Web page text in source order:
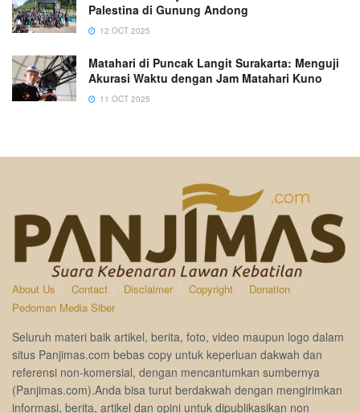
Palestina di Gunung Andong
12 OCT 2025
Matahari di Puncak Langit Surakarta: Menguji
Akurasi Waktu dengan Jam Matahari Kuno
11 OCT 2025
About Us Contact Disclaimer Copyright
Donation
Pedoman Media Siber
Seluruh materi baik artikel, berita, foto, video maupun logo dalam
situs Panjimas.com bebas copy untuk keperluan dakwah dan
referensi non-komersial, dengan mencantumkan sumbernya
(Panjimas.com).Anda bisa turut berdakwah dengan mengirimkan
informasi, berita, artikel dan opini untuk dipublikasikan non